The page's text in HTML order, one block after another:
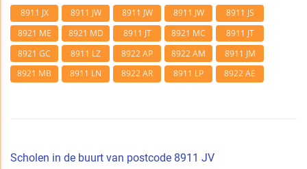
8911 JX 8911 JW 8911 JW 8911 JW
8911 JS
8921 ME
8921 MD 8911 JT 8921 MC
8911 JT
8921 GC
8911 LZ 8922 AP 8922 AM
8911 JM
8921 MB
8911 LN 8922 AR 8911 LP 8922 AE
Scholen in de buurt van postcode 8911 JV